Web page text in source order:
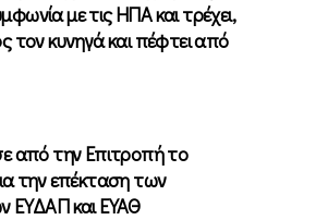
με τις ΗΠΑ και τρέχει,
τον κυνηγά και πέφτει από
από την Επιτροπή το
την επέκταση των
ΕΥΔΑΠ και ΕΥΑΘ